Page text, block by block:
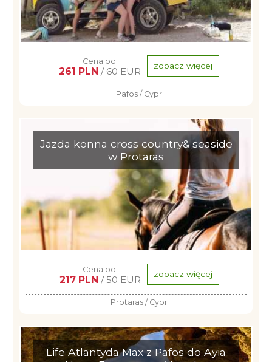
Cena od:
261 PLN / 60 EUR zobacz więcej
Pafos / Cypr
Jazda konna cross country& seaside
w Protaras
Cena od:
217 PLN / 50 EUR zobacz więcej
Protaras / Cypr
Life Atlantyda Max z Pafos do Ayia